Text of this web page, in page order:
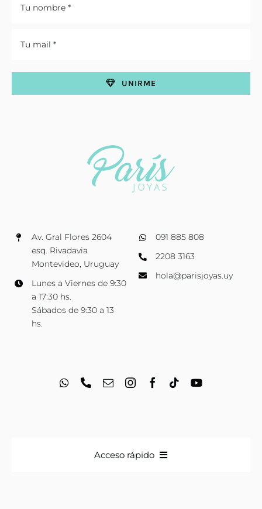
Av. Gral Flores 2604
esq. Rivadavia
Montevideo, Uruguay
Lunes a Viernes de 9:30
a 17:30 hs.
Sábados de 9:30 a 13
hs.
091 885 808
2208 3163
hola@parisjoyas.uy
UNIRME
Acceso rápido